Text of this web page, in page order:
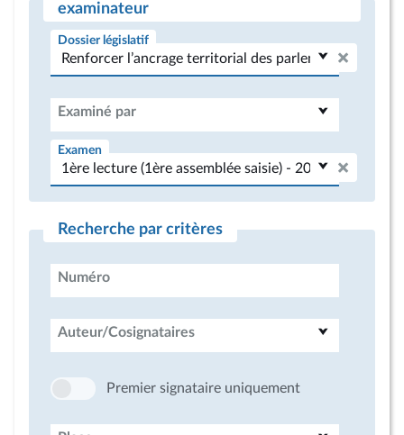
examinateur
Dossier législatif
Examiné par
Examen
Recherche par critères
Numéro
Auteur/Cosignataires
Premier signataire uniquement